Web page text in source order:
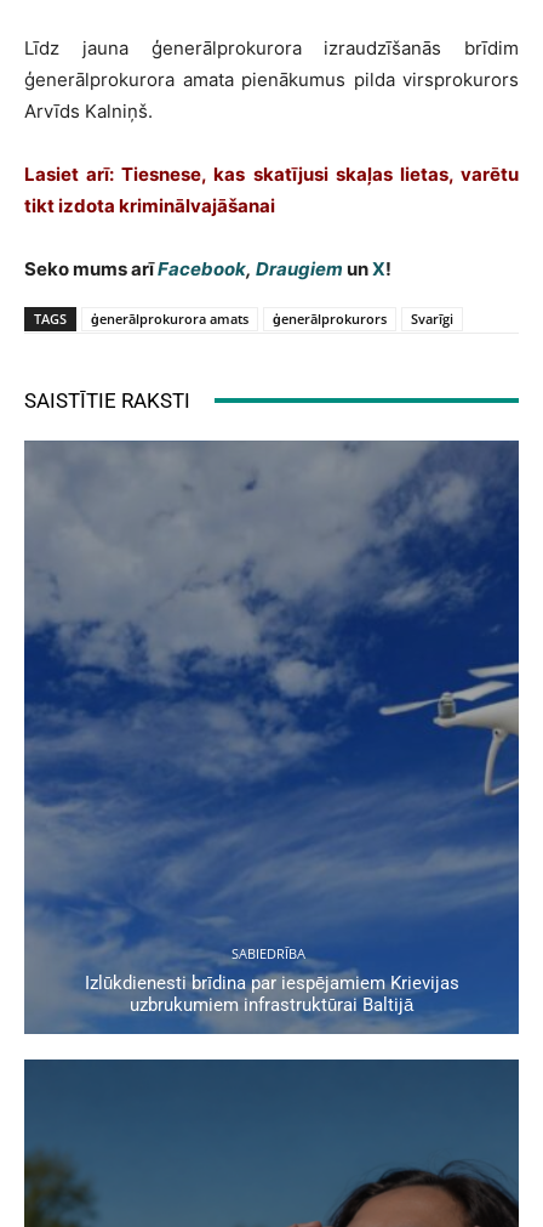
Līdz jauna ģenerālprokurora izraudzīšanās brīdim
ģenerālprokurora amata pienākumus pilda virsprokurors
Arvīds Kalniņš.
Lasiet arī: Tiesnese, kas skatījusi skaļas lietas, varētu
tikt izdota kriminālvajāšanai
Seko mums arīFacebook, Draugiem unX!
TAGS ģenerālprokurora amats ģenerālprokurors Svarīgi
SAISTĪTIE RAKSTI
SABIEDRĪBA
Izlūkdienesti brīdina par iespējamiem Krievijas
uzbrukumiem infrastruktūrai Baltijā